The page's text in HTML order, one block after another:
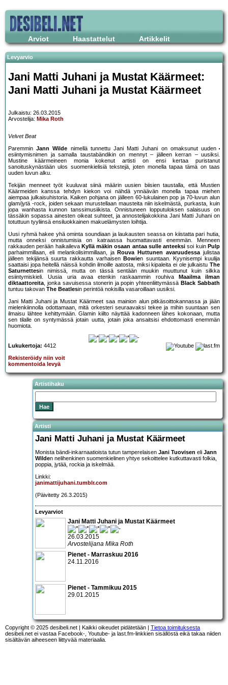
Arviot Haastattelut Artikkelit
Levyarvio
Jani Matti Juhani ja Mustat Käärmeet:
Jani Matti Juhani ja Mustat Käärmeet
Julkaistu: 26.03.2015
Arvostelija: Mika Roth
Velvet Beat
ParemminJann Wilde nimellä tunnettu Jani Matti Juhani on omaksunut uuden
esiintymisnimen ja samalla taustabändikin on mennyt – jälleen kerran – uusiksi.
Mustine käärmeineen monia kokenut artisti on ensi kertaa puristanut
sanoituskynästään ulos suomenkielisiä tekstejä, joten monella tapaa tämä on taas
uuden luvun alku.
Tekijän menneet työt kuuluvat siinä määrin uusien biisien taustalla, että Mustien
Käärmeiden kanssa tehdyn kiekon voi nähdä ynnäävän monella tapaa miehen
aiempaa julkaisuhistoria. Kaiken pohjana on jälleen 60-lukulainen pop ja 70-luvun alun
glam/jytä -rock, joiden sekaan murustellaan mausteita niin iskelmästä, purkasta, kuin
jopa wanhasta kunnon tanssimusiikista. Onnistuneen lopputuloksen salaisuus on
tässäkin sopassa ainesten oikeat suhteet, ja annostelijakokkina Jani Matti Juhani on
totuttuun tyyliinsä ensiluokkainen makuelämysten loihtija.
Uusi ryhmä hakee yhä ominta soundiaan ja laukausten seassa on kiistatta pari hutia,
mutta onneksi onnistumisia on katraassa huomattavasti enemmän. Menneen
rakkauden perään haikaileva Kyllä mäkin osaan antaa sulle anteeksi soi kuin Pulp
parhaimmillaan, eli melankolisimmillaan, ja Rouva Huttunen avaruudessajulistaa
jälleen tekijänsä suurta rakkautta varhaisen Bowien suuntaan. Kyynisempi kuulija
saattaisi jopa heitellä näissä kohdin ilmoille aatosta, miksi kipaleita ei ole julkaistu The
Saturnettesin nimissä, mutta on tässä sentään muukin muuttunut kuin silkka
esiintymiskieli. Uusia uria avaa etenkin raskaammin rouhiva
Maailma ilman
diktaattoreita, jonka savuisessa stonerin ja popin yhteenliittymässä Black Sabbath
tuntuu takovan The Beatlesin perintöä nokisilla vasaroillaan uusiksi.
Jani Matti Juhani ja Mustat Käärmeet saa mainion alun pitkäsoittokannassa ja jään
mielenkiinnolla odottamaan, mitä orkesteri seuraavaksi tekee ja mihin suuntaan sen
ilmaisu lähtee kehittymään. Glamin kiilto näyttää kadonneen lähes kokonaan, mutta
sen tilalle on syntymässä jotain uutta, jotain joka ansaitsisi ehdottomasti enemmän
huomiota.
Lukukertoja: 4412
Rekisteröidy niin voit
kommentoida levyä
Artistihaku
Artisti
Jani Matti Juhani ja Mustat Käärmeet
Monista bändi-inkarnaatioista tutun tamperelaisen Jani Tuovisen eli Jann
Wilden nelihenkinen suomenkielinen yhtye sekoittelee kutkuttavasti folkia,
poppia, jytää, rockia ja iskelmää.
Linkki:
janimattijuhani.tumblr.com
(Päivitetty 26.3.2015)
Levyarviot
Jani Matti Juhani ja Mustat Käärmeet
26.03.2015
Arvostelijana Mika Roth
Pienet - Marraskuu 2016
24.11.2016
Pienet - Tammikuu 2015
29.01.2015
Copyright © 2025 desibeli.net | Kaikki oikeudet pidätetään | Tietoa toimituksesta
desibeli.net ei vastaa Facebook-, Youtube- ja last.fm-linkkien sisällöstä eikä takaa niiden
sisältävän aiheeseen liittyvää materiaalia.